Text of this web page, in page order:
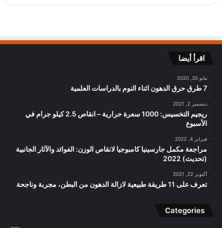
اقرأ أيضا
مايو 30, 2020
7 طرق حرق الدهون اثناء النوم بالدراسات العلمية
ديسمبر 2, 2021
ريجيم التخسيس: 1000 سعرة حرارية – انقاص 2.5 كيلو جرام في
الأسبوع
فبراير 4, 2022
مراجعة مكمل جارسينيا كامبوجيا لانقاص الوزن: الفوائد والآثار الجانبية
(تحديث) 2022
أكتوبر 22, 2021
تعرف على 11 طريقة طبيعية لازالة الدهون من البطن، مجربة وناجحة
Categories